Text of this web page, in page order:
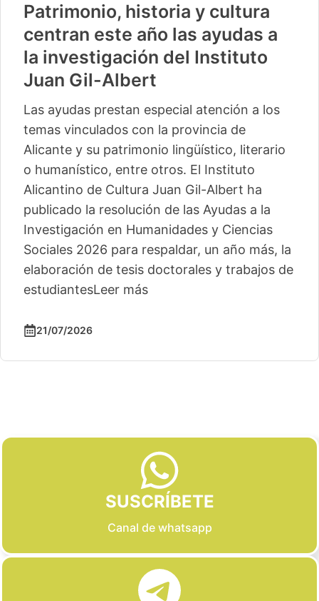
Patrimonio, historia y cultura
centran este año las ayudas a
la investigación del Instituto
Juan Gil-Albert
Las ayudas prestan especial atención a los
temas vinculados con la provincia de
Alicante y su patrimonio lingüístico, literario
o humanístico, entre otros. El Instituto
Alicantino de Cultura Juan Gil-Albert ha
publicado la resolución de las Ayudas a la
Investigación en Humanidades y Ciencias
Sociales 2026 para respaldar, un año más, la
elaboración de tesis doctorales y trabajos de
estudiantesLeer más
21/07/2026
SUSCRÍBETE
Canal de whatsapp